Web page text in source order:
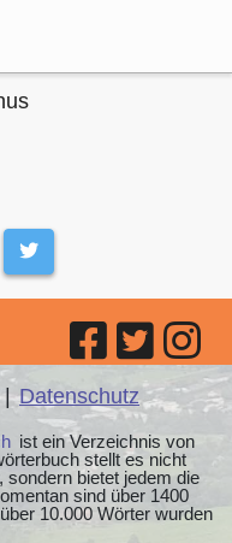
|Datenschutz
ist ein Verzeichnis von
stellt es nicht
sondern bietet jedem die
sind über 1400
10.000 Wörter wurden